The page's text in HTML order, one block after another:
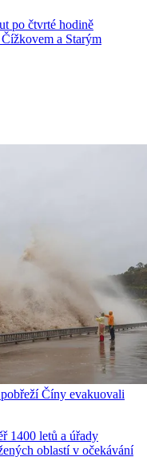
po čtvrté hodině
a Starým
Číny evakuovali
1400 letů a úřady
oblastí v očekávání